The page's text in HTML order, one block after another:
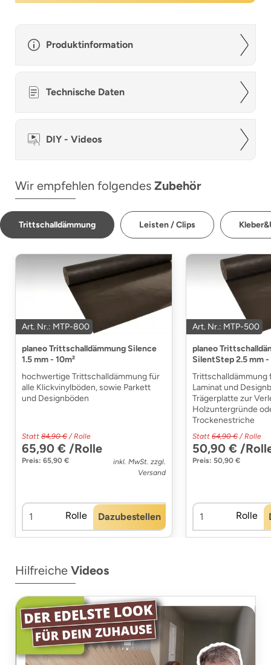
Produktinformation
Technische Daten
DIY - Videos
Wir empfehlen folgendes Zubehör
Trittschalldämmung Leisten / Clips
Art. Nr.: MTP-800
planeo Trittschalldämmung Silence
1.5 mm - 10m²
hochwertige Trittschalldämmung für
alle Klickvinylböden, sowie Parkett
und Designböden
Statt 84,90 € / Rolle
65,90 € /Rolle
Preis: 65,90 €
inkl. MwSt. zzgl.
Versand
Rolle Dazubestellen
Art. Nr.: MTP-500
planeo
SilentStep 2.5 mm -
Trittschalldämmung
Laminat und
Trägerplatte zur
Holzuntergründe
Trockenestriche
Statt 64,90 € / Rolle
50,90 € /
Preis: 50,90 €
Rolle
Hilfreiche Videos